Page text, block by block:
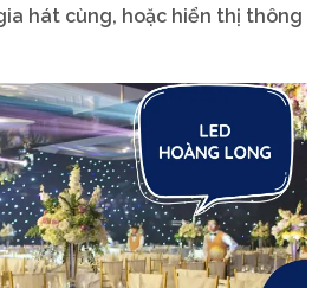
hát cùng, hoặc hiển thị thông